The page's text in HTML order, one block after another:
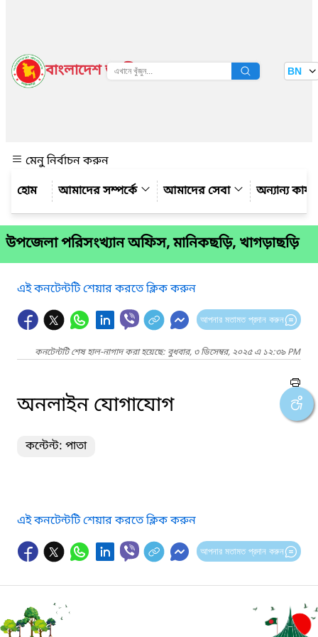
বাংলাদেশ জাতীয় তথ্য বাতায়ন BN
মেনু নির্বাচন করুন
আমাদের সম্পর্কে
আমাদের সেবা অন্যান্য
উপজেলা পরিসংখ্যান অফিস, মানিকছড়ি, খাগড়াছড়ি
এই কনটেন্টটি শেয়ার করতে ক্লিক করুন
আপনার মতামত প্রদান করুন
কনটেন্টটি শেষ হাল-নাগাদ করা হয়েছে: বুধবার, ৩ ডিসেম্বর, ২০২৫ এ ১২:৩৯ PM
অনলাইন যোগাযোগ
কন্টেন্ট: পাতা
এই কনটেন্টটি শেয়ার করতে ক্লিক করুন
আপনার মতামত প্রদান করুন